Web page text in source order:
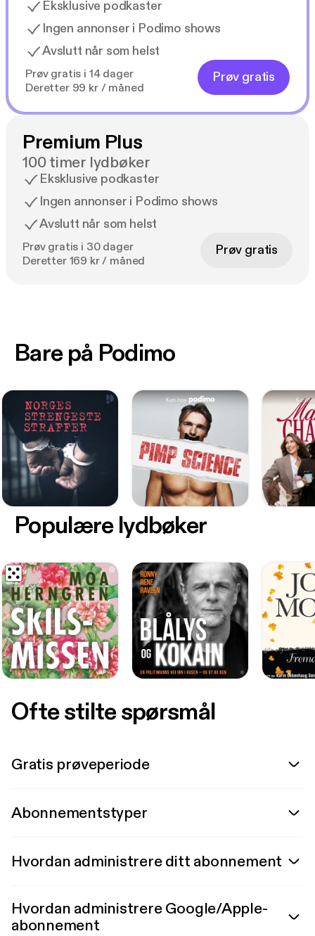
Eksklusive podkaster
Ingen annonser i Podimo shows
Avslutt når som helst
Prøv gratis i 14 dager
Deretter 99 kr / måned
Prøv gratis
Premium Plus
100 timer lydbøker
Eksklusive podkaster
Ingen annonser i Podimo shows
Avslutt når som helst
Prøv gratis i 30 dager
Deretter 169 kr / måned
Prøv gratis
Bare på Podimo
Populære lydbøker
Ofte stilte spørsmål
Gratis prøveperiode
Abonnementstyper
Hvordan administrere ditt abonnement
Hvordan administrere Google/Apple-
abonnement